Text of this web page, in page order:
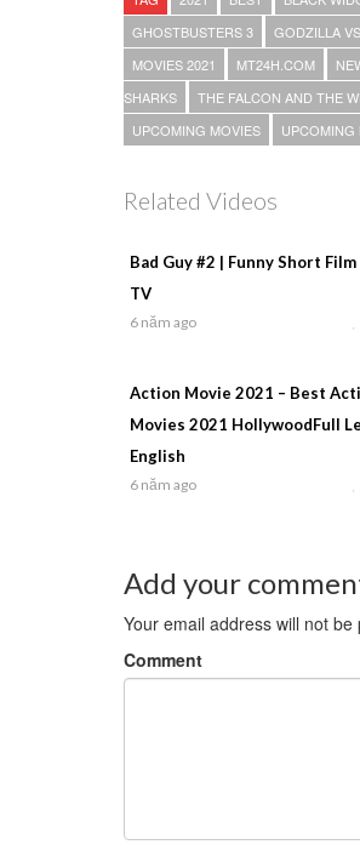
GHOSTBUSTERS 3
GODZILLA
MOVIES 2021
MT24H.COM
SHARKS
THE FALCON AND THE
UPCOMING MOVIES
UPCOMING
Related Videos
Bad Guy #2 | Funny Short
TV
6 năm ago
Action Movie 2021 – Best
Movies 2021 HollywoodFull
English
6 năm ago
Add your
Your email address will not be
Comment